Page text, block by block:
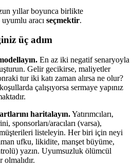
yıllar boyunca birlikte
aracı seçmektir.
üç adım
En az iki negatif senaryoyla
Gelir gecikirse, maliyetler
tur iki katı zaman alırsa ne olur?
çalışıyorsa sermaye yapınız
haritalayın.Yatırımcıları,
sponsorları/aracıları (varsa),
listeleyin. Her biri için neyi
ufku, likidite, manşet büyüme,
yazın. Uyumsuzluk ölümcül